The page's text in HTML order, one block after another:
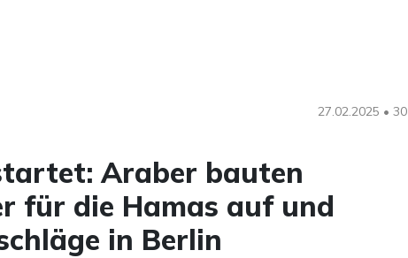
27.02.2025 • 30
Araber bauten
für die Hamas auf und
in Berlin